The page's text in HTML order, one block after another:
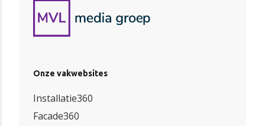
Onze vakwebsites
Installatie360
Facade360